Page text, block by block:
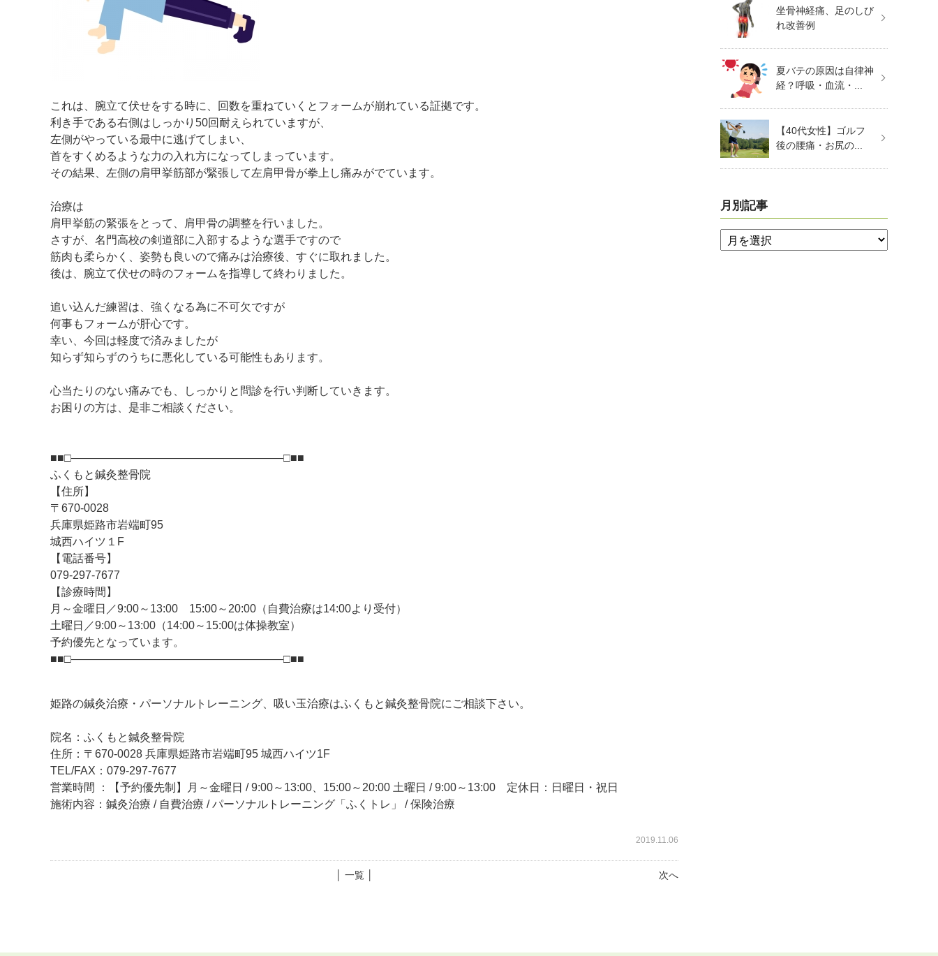
これは、腕立て伏せをする時に、回数を重ねていくとフォームが崩れている証拠です。
利き手である右側はしっかり50回耐えられていますが、
左側がやっている最中に逃げてしまい、
首をすくめるような力の入れ方になってしまっています。
その結果、左側の肩甲挙筋部が緊張して左肩甲骨が拳上し痛みがでています。
治療は
肩甲挙筋の緊張をとって、肩甲骨の調整を行いました。
さすが、名門高校の剣道部に入部するような選手ですので
筋肉も柔らかく、姿勢も良いので痛みは治療後、すぐに取れました。
後は、腕立て伏せの時のフォームを指導して終わりました。
追い込んだ練習は、強くなる為に不可欠ですが
何事もフォームが肝心です。
幸い、今回は軽度で済みましたが
知らず知らずのうちに悪化している可能性もあります。
心当たりのない痛みでも、しっかりと問診を行い判断していきます。
お困りの方は、是非ご相談ください。
■■□―――――――――――――――――――□■■
ふくもと鍼灸整骨院
【住所】
〒670-0028
兵庫県姫路市岩端町95
城西ハイツ１F
【電話番号】
079-297-7677
【診療時間】
月～金曜日／9:00～13:00 15:00～20:00（自費治療は14:00より受付）
土曜日／9:00～13:00（14:00～15:00は体操教室）
予約優先となっています。
■■□―――――――――――――――――――□■■
姫路の鍼灸治療・パーソナルトレーニング、吸い玉治療はふくもと鍼灸整骨院にご相談下さい。
院名：ふくもと鍼灸整骨院
住所：〒670-0028 兵庫県姫路市岩端町95 城西ハイツ1F
TEL/FAX：079-297-7677
営業時間 ：【予約優先制】月～金曜日 / 9:00～13:00、15:00～20:00 土曜日 / 9:00～13:00 定休日：日曜日・祝日
施術内容：鍼灸治療 / 自費治療 / パーソナルトレーニング「ふくトレ」 / 保険治療
2019.11.06
次へ
│ 一覧 │
坐骨神経痛、足のしび
れ改善例
夏バテの原因は自律神
経？呼吸・血流・...
【40代女性】ゴルフ
後の腰痛・お尻の...
月別記事